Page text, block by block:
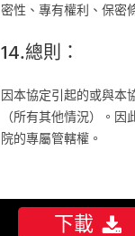
密性、專有權利、保密
14.總則：
因本協定引起的或與本
（所有其他情況）。
院的專屬管轄權。
下載